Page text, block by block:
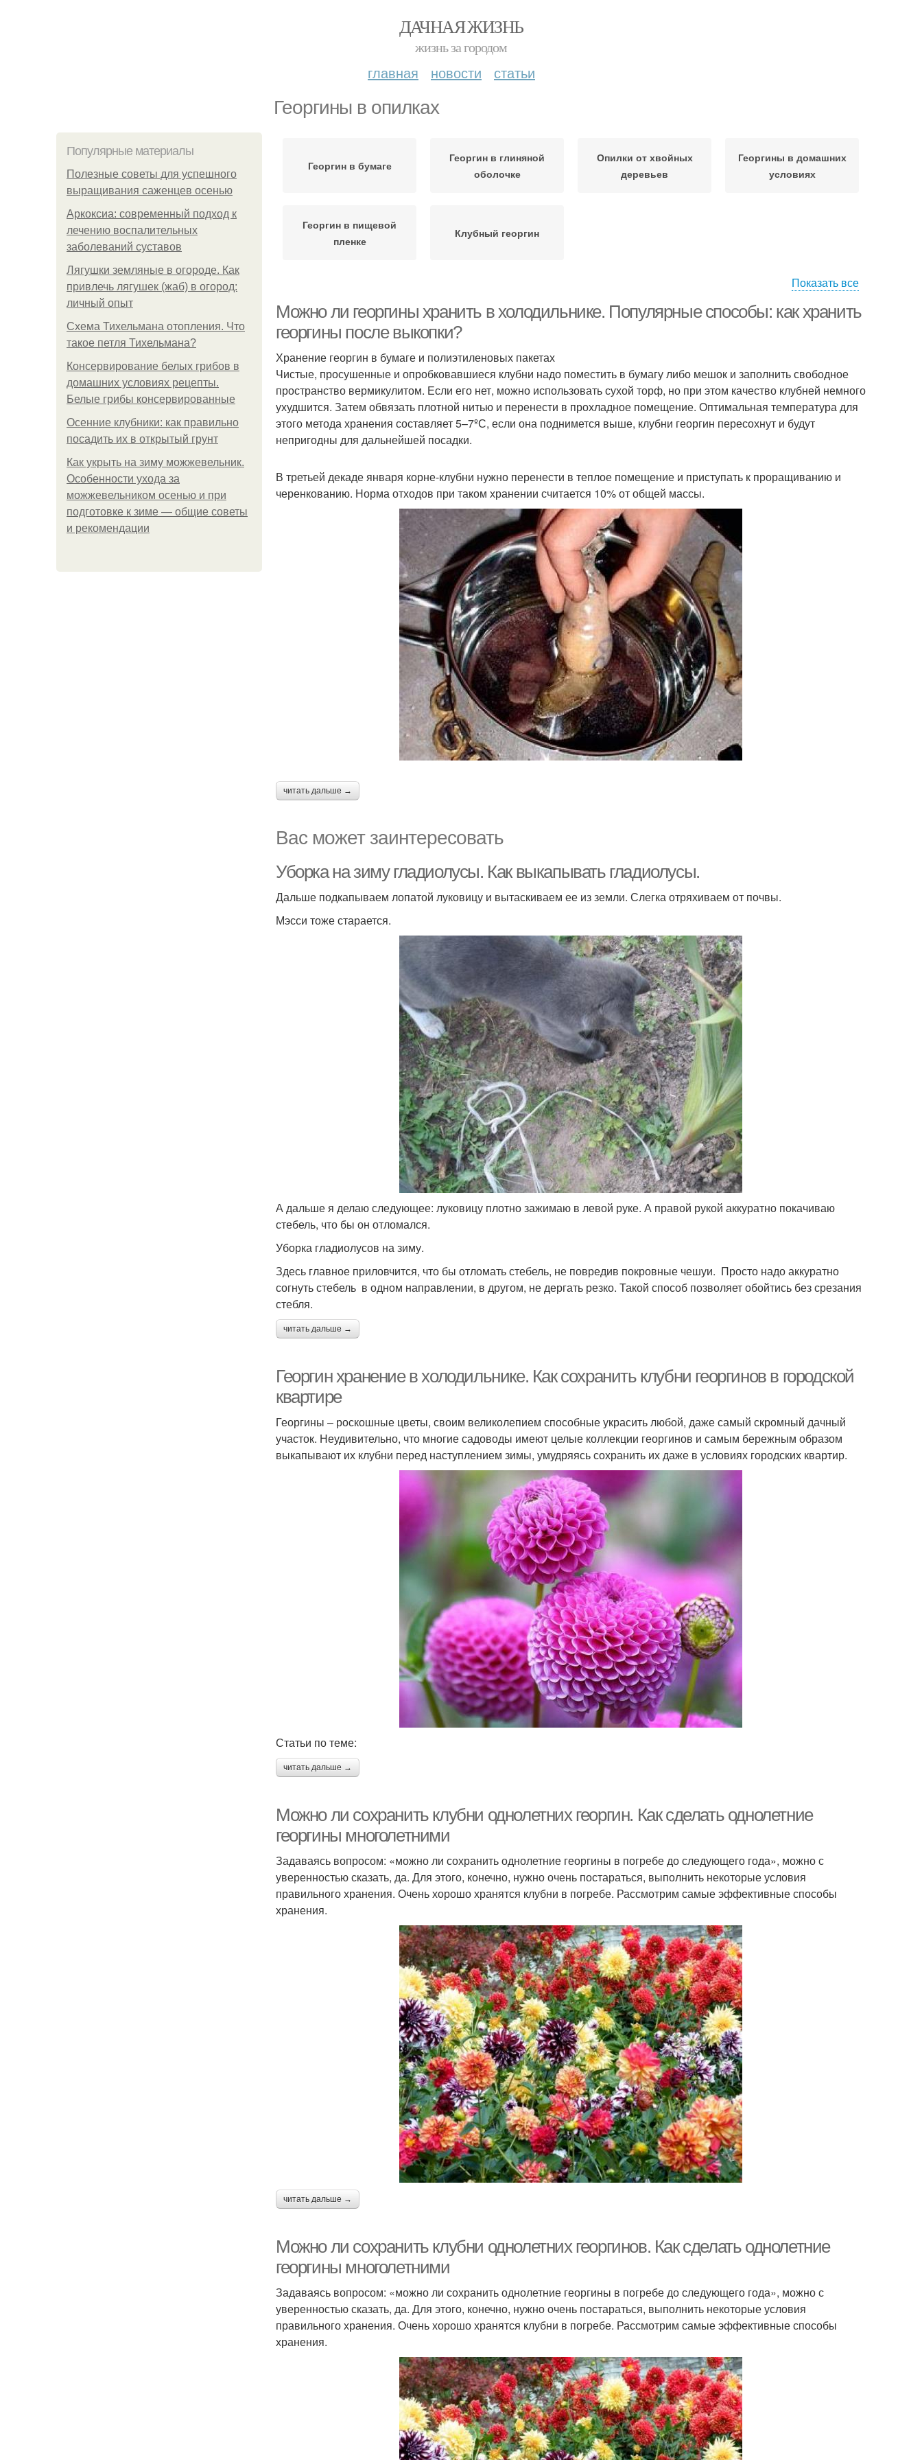
ДАЧНАЯ ЖИЗНЬ
жизнь за городом
главная новости статьи
Георгины в опилках
Популярные материалы
Полезные советы для успешного
выращивания саженцев осенью
Аркоксиа: современный подход к
лечению воспалительных
заболеваний суставов
Лягушки земляные в огороде. Как
привлечь лягушек (жаб) в огород:
личный опыт
Схема Тихельмана отопления. Что
такое петля Тихельмана?
Консервирование белых грибов в
домашних условиях рецепты.
Белые грибы консервированные
Осенние клубники: как правильно
посадить их в открытый грунт
Как укрыть на зиму можжевельник.
Особенности ухода за
можжевельником осенью и при
подготовке к зиме — общие советы
и рекомендации
Георгин в бумаге
Георгин в глиняной
оболочке
Опилки от хвойных
деревьев
Георгины в домашних
условиях
Георгин в пищевой
пленке
Клубный георгин
Показать все
Можно ли георгины хранить в холодильнике. Популярные способы: как хранить
георгины после выкопки?
Хранение георгин в бумаге и полиэтиленовых пакетах
Чистые, просушенные и опробковавшиеся клубни надо поместить в бумагу либо мешок и заполнить свободное
пространство вермикулитом. Если его нет, можно использовать сухой торф, но при этом качество клубней немного
ухудшится. Затем обвязать плотной нитью и перенести в прохладное помещение. Оптимальная температура для
этого метода хранения составляет 5–7ºС, если она поднимется выше, клубни георгин пересохнут и будут
непригодны для дальнейшей посадки.
В третьей декаде января корне-клубни нужно перенести в теплое помещение и приступать к проращиванию и
черенкованию. Норма отходов при таком хранении считается 10% от общей массы.
читать дальше →
Вас может заинтересовать
Уборка на зиму гладиолусы. Как выкапывать гладиолусы.
Дальше подкапываем лопатой луковицу и вытаскиваем ее из земли. Слегка отряхиваем от почвы.
Мэсси тоже старается.
А дальше я делаю следующее: луковицу плотно зажимаю в левой руке. А правой рукой аккуратно покачиваю
стебель, что бы он отломался.
Уборка гладиолусов на зиму.
Здесь главное приловчится, что бы отломать стебель, не повредив покровные чешуи. Просто надо аккуратно
согнуть стебель в одном направлении, в другом, не дергать резко. Такой способ позволяет обойтись без срезания
стебля.
читать дальше →
Георгин хранение в холодильнике. Как сохранить клубни георгинов в городской
квартире
Георгины – роскошные цветы, своим великолепием способные украсить любой, даже самый скромный дачный
участок. Неудивительно, что многие садоводы имеют целые коллекции георгинов и самым бережным образом
выкапывают их клубни перед наступлением зимы, умудряясь сохранить их даже в условиях городских квартир.
Статьи по теме:
читать дальше →
Можно ли сохранить клубни однолетних георгин. Как сделать однолетние
георгины многолетними
Задаваясь вопросом: «можно ли сохранить однолетние георгины в погребе до следующего года», можно с
уверенностью сказать, да. Для этого, конечно, нужно очень постараться, выполнить некоторые условия
правильного хранения. Очень хорошо хранятся клубни в погребе. Рассмотрим самые эффективные способы
хранения.
читать дальше →
Можно ли сохранить клубни однолетних георгинов. Как сделать однолетние
георгины многолетними
Задаваясь вопросом: «можно ли сохранить однолетние георгины в погребе до следующего года», можно с
уверенностью сказать, да. Для этого, конечно, нужно очень постараться, выполнить некоторые условия
правильного хранения. Очень хорошо хранятся клубни в погребе. Рассмотрим самые эффективные способы
хранения.